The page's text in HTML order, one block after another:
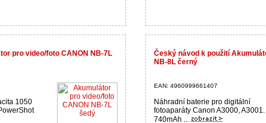
pro video/foto CANON NB-7L
1050
Český návod k použití
NB-8L černý
EAN: 4960999661407
Náhradní baterie pro digitální
fotoaparáty Canon A3000,
740mAh ...